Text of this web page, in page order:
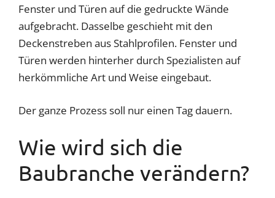
Fenster und Türen auf die gedruckte Wände
aufgebracht. Dasselbe geschieht mit den
Deckenstreben aus Stahlprofilen. Fenster und
Türen werden hinterher durch Spezialisten auf
herkömmliche Art und Weise eingebaut.
Der ganze Prozess soll nur einen Tag dauern.
Wie wird sich die
Baubranche verändern?